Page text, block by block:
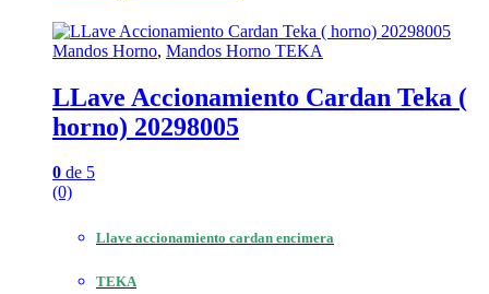
Mandos Horno, Mandos Horno TEKA
LLave Accionamiento Cardan Teka (
horno) 20298005
0 de 5
(0)
Llave accionamiento cardan encimera
TEKA